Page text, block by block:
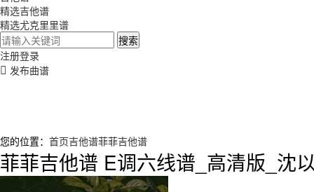
精选吉他谱
精选尤克里里谱
搜索
注册登录
发布曲谱
您的位置： 首页吉他谱菲菲吉他谱
菲菲吉他谱 E调六线谱_高清版_沈